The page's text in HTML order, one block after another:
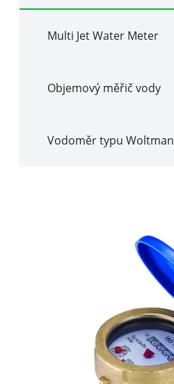
Multi Jet Water Meter
Objemový měřič vody
Vodoměr typu Woltman